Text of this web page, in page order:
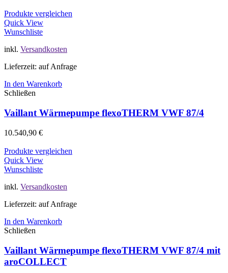
Produkte vergleichen
Quick View
Wunschliste
inkl. Versandkosten
Lieferzeit: auf Anfrage
In den Warenkorb
Schließen
Vaillant Wärmepumpe flexoTHERM VWF 87/4
10.540,90 €
Produkte vergleichen
Quick View
Wunschliste
inkl. Versandkosten
Lieferzeit: auf Anfrage
In den Warenkorb
Schließen
Vaillant Wärmepumpe flexoTHERM VWF 87/4 mit
aroCOLLECT